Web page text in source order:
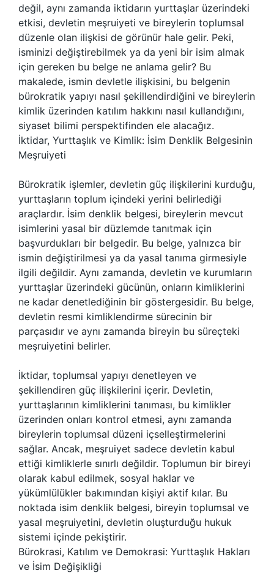
değil, aynı zamanda iktidarın yurttaşlar üzerindeki
etkisi, devletin meşruiyeti ve bireylerin toplumsal
düzenle olan ilişkisi de görünür hale gelir. Peki,
isminizi değiştirebilmek ya da yeni bir isim almak
için gereken bu belge ne anlama gelir? Bu
makalede, ismin devletle ilişkisini, bu belgenin
bürokratik yapıyı nasıl şekillendirdiğini ve bireylerin
kimlik üzerinden katılım hakkını nasıl kullandığını,
siyaset bilimi perspektifinden ele alacağız.
İktidar, Yurttaşlık ve Kimlik: İsim Denklik Belgesinin
Meşruiyeti
Bürokratik işlemler, devletin güç ilişkilerini kurduğu,
yurttaşların toplum içindeki yerini belirlediği
araçlardır. İsim denklik belgesi, bireylerin mevcut
isimlerini yasal bir düzlemde tanıtmak için
başvurdukları bir belgedir. Bu belge, yalnızca bir
ismin değiştirilmesi ya da yasal tanıma girmesiyle
ilgili değildir. Aynı zamanda, devletin ve kurumların
yurttaşlar üzerindeki gücünün, onların kimliklerini
ne kadar denetlediğinin bir göstergesidir. Bu belge,
devletin resmi kimliklendirme sürecinin bir
parçasıdır ve aynı zamanda bireyin bu süreçteki
meşruiyetini belirler.
İktidar, toplumsal yapıyı denetleyen ve
şekillendiren güç ilişkilerini içerir. Devletin,
yurttaşlarının kimliklerini tanıması, bu kimlikler
üzerinden onları kontrol etmesi, aynı zamanda
bireylerin toplumsal düzeni içselleştirmelerini
sağlar. Ancak, meşruiyet sadece devletin kabul
ettiği kimliklerle sınırlı değildir. Toplumun bir bireyi
olarak kabul edilmek, sosyal haklar ve
yükümlülükler bakımından kişiyi aktif kılar. Bu
noktada isim denklik belgesi, bireyin toplumsal ve
yasal meşruiyetini, devletin oluşturduğu hukuk
sistemi içinde pekiştirir.
Bürokrasi, Katılım ve Demokrasi: Yurttaşlık Hakları
ve İsim Değişikliği